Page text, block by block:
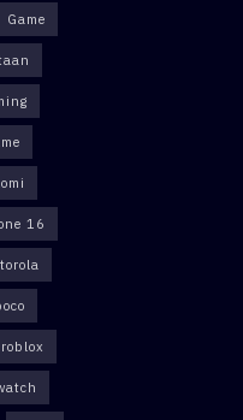
Game
16
roblox